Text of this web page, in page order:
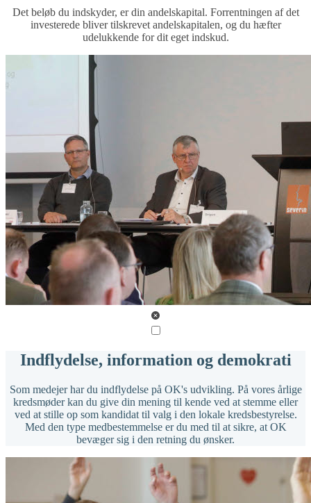
Det beløb du indskyder, er din andelskapital. Forrentningen af det
investerede bliver tilskrevet andelskapitalen, og du hæfter
udelukkende for dit eget indskud.
Indflydelse, information og demokrati
Som medejer har du indflydelse på OK's udvikling. På vores årlige
kredsmøder kan du give din mening til kende ved at stemme eller
ved at stille op som kandidat til valg i den lokale kredsbestyrelse.
Med den type medbestemmelse er du med til at sikre, at OK
bevæger sig i den retning du ønsker.